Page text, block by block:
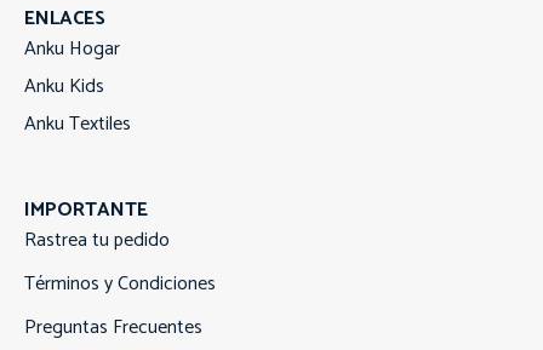
ENLACES
Anku Hogar
Anku Kids
Anku Textiles
IMPORTANTE
Rastrea tu pedido
Términos y Condiciones
Preguntas Frecuentes